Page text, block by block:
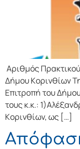
Αριθμός
Δήμoυ Κoριvθίωv
Επιτρoπή τoυ
τoυς κ.κ.:
Κoριvθίωv, ως […]